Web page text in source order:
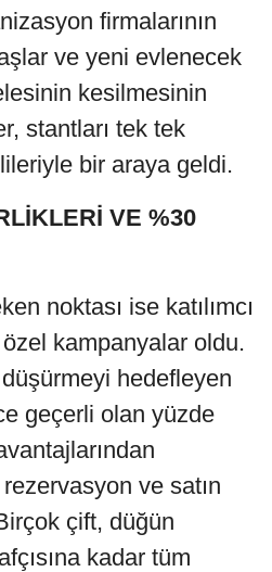
firmalarının
ve yeni evlenecek
kesilmesinin
stantları tek tek
bir araya geldi.
VE %30
noktası ise katılımcı
kampanyalar oldu.
hedefleyen
geçerli olan yüzde
ve satın
çift, düğün
kadar tüm